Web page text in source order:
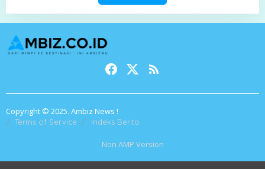
Copyright © 2025. Ambiz News !
Terms of Service Indeks Berita
Non AMP Version